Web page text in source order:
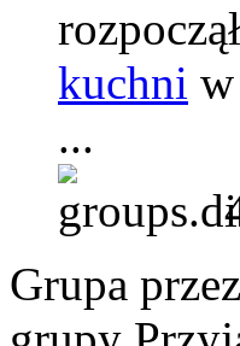
kuchni
...
Grupa